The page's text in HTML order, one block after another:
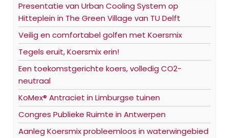
Presentatie van Urban Cooling System op
Hitteplein in The Green Village van TU Delft
Veilig en comfortabel golfen met Koersmix
Tegels eruit, Koersmix erin!
Een toekomstgerichte koers, volledig CO2-
neutraal
KoMex® Antraciet in Limburgse tuinen
Congres Publieke Ruimte in Antwerpen
Aanleg Koersmix probleemloos in waterwingebied